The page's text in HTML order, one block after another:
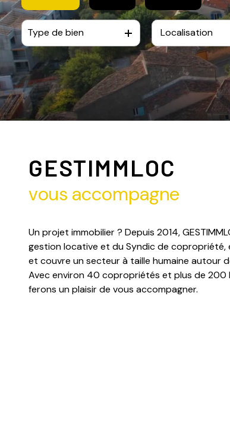
contact
De l'ancien
De l'immo pro
à l'année
De l'immo pro
Type de bien
GESTIMMLOC
vous accompagne
Un projet immobilier ? Depuis 2014,
gestion locative et du Syndic de copropriété,
et couvre un secteur à taille humaine autour
Avec environ 40 copropriétés et plus de 200
ferons un plaisir de vous accompagner.